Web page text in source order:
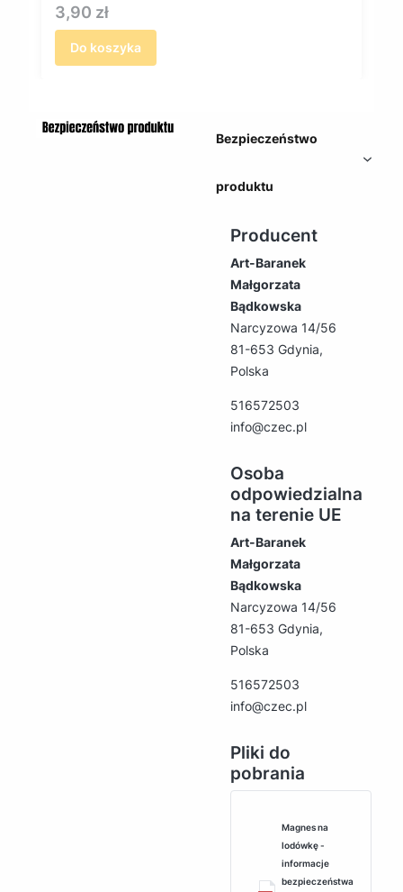
Cena
3,90 zł
Do koszyka
Bezpieczeństwo
produktu
Producent
Art-Baranek
Małgorzata
Bądkowska
Narcyzowa 14/56
81-653 Gdynia,
Polska
516572503
info@czec.pl
Osoba
odpowiedzialna
na terenie UE
Art-Baranek
Małgorzata
Bądkowska
Narcyzowa 14/56
81-653 Gdynia,
Polska
516572503
info@czec.pl
Pliki do
pobrania
Magnes na
lodówkę -
informacje
bezpieczeństwa